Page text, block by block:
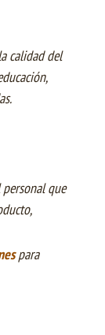
calidad del
que
para